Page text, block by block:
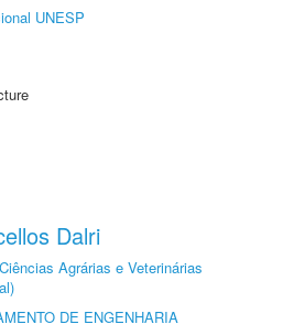
UNESP
Dalri
Agrárias e Veterinárias
DE ENGENHARIA